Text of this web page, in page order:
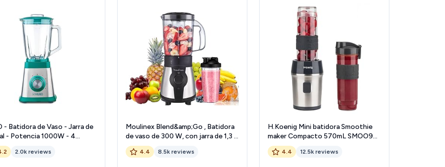
- Batidora de Vaso - Jarra de
- Potencia 1000W - 4
- 6 Cuchillas de Acero
- Capacidad: 1.5l
2.0k reviews
Moulinex Blend&amp;Go , Batidora
de vaso de 300 W, con jarra de 1,3 L
y botella de plástico de 750 ml, 4
cuchillas extraíbles, acabado acero
4.4 8.5k reviews
H.Koenig Mini batidora Smoothie
maker Compacto 570mL SMOO9
Sin BPA Potente 300W, Batidora
de Smoothie 2 Botellas Portátiles,
4.4 12.5k reviews